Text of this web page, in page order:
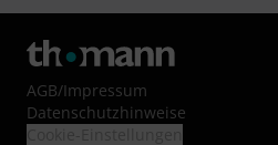
AGB/Impressum
Datenschutzhinweise